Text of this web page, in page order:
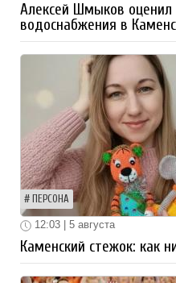
Алексей Шмыков
водоснабжения в
ПЕРСОНА
12:03 | 5 августа
Каменский стежок: как